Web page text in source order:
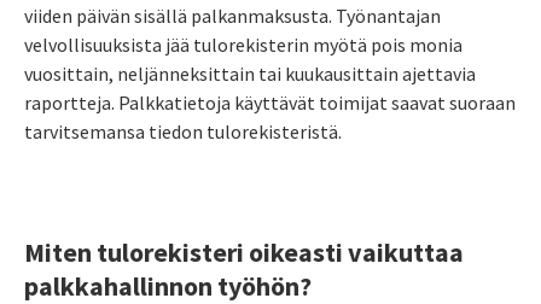
viiden päivän sisällä palkanmaksusta. Työnantajan
velvollisuuksista jää tulorekisterin myötä pois monia
vuosittain, neljänneksittain tai kuukausittain ajettavia
raportteja. Palkkatietoja käyttävät toimijat saavat suoraan
tarvitsemansa tiedon tulorekisteristä.
Miten tulorekisteri oikeasti vaikuttaa
palkkahallinnon työhön?